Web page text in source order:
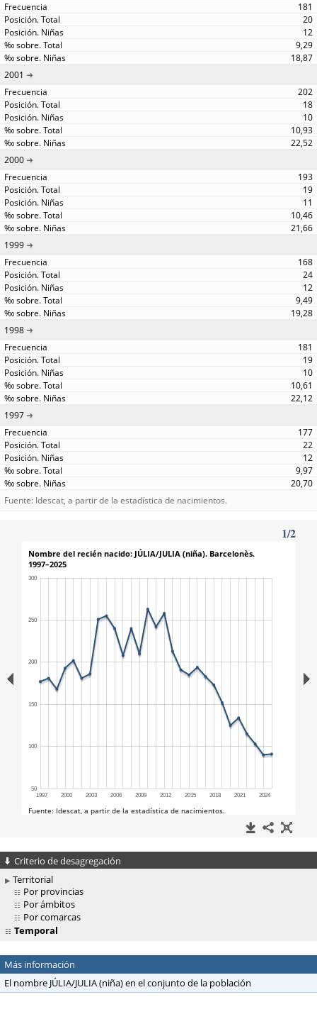
181
20
12
9,29
18,87
2001
202
18
10
10,93
22,52
2000
193
19
11
10,46
21,66
1999
168
24
12
9,49
19,28
1998
181
19
10
10,61
22,12
1997
177
22
12
9,97
20,70
Fuente: Idescat, a partir de la estadística de nacimientos.
Criterio de desagregación
Territorial
Por provincias
Por ámbitos
Por comarcas
Temporal
Más información
El nombre JÚLIA/JULIA (niña) en el conjunto de la población